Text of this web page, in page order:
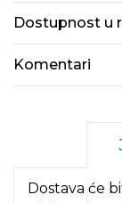
Dostupnost u
Komentari
Dostava će